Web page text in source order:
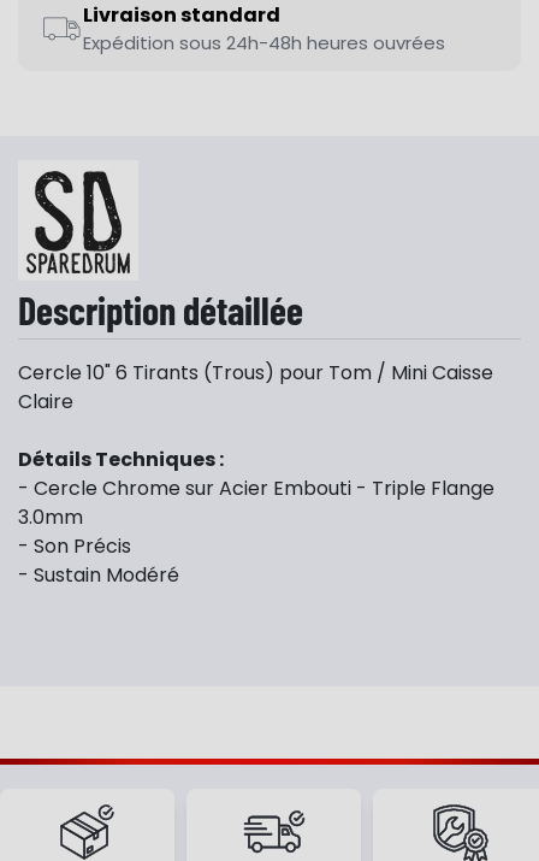
Livraison standard
Expédition sous 24h-48h heures ouvrées
Description détaillée
Cercle 10" 6 Tirants (Trous) pour Tom / Mini Caisse
Claire
Détails Techniques :
- Cercle Chrome sur Acier Embouti - Triple Flange
3.0mm
- Son Précis
- Sustain Modéré